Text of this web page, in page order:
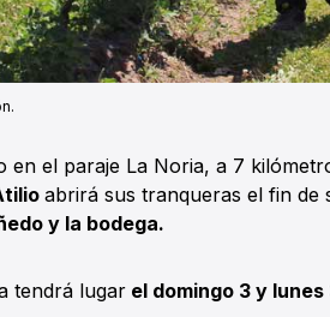
en el paraje La Noria, a 7
abrirá sus tranqueras el fin
y la bodega.
tendrá lugar el domingo 3 y lunes